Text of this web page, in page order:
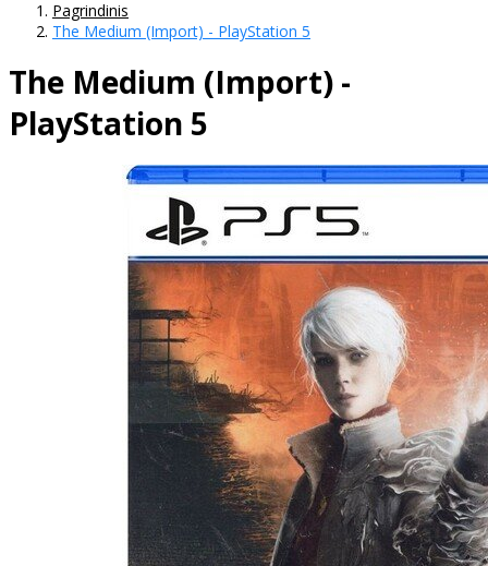
Pagrindinis
The Medium (Import) - PlayStation 5
The Medium (Import) -
PlayStation 5